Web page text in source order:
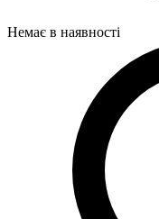
Немає в наявності